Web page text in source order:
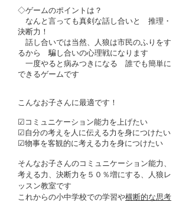
◇ゲームのポイントは？
なんと言っても真剣な話し合いと 推理・
決断力！
話し合いでは当然、人狼は市民のふりをす
るから 騙し合いの心理戦になります
一度やると病みつきになる 誰でも簡単に
できるゲームです
こんなお子さんに最適です！
☑コミュニケーション能力を上げたい
☑自分の考えを人に伝える力を身につけたい
☑物事を客観的に考える力を身につけたい
そんなお子さんのコミュニケーション能力、
考える力、決断力を５０％増にする、人狼レ
ッスン教室です
これからの小中学校での学習や横断的な思考